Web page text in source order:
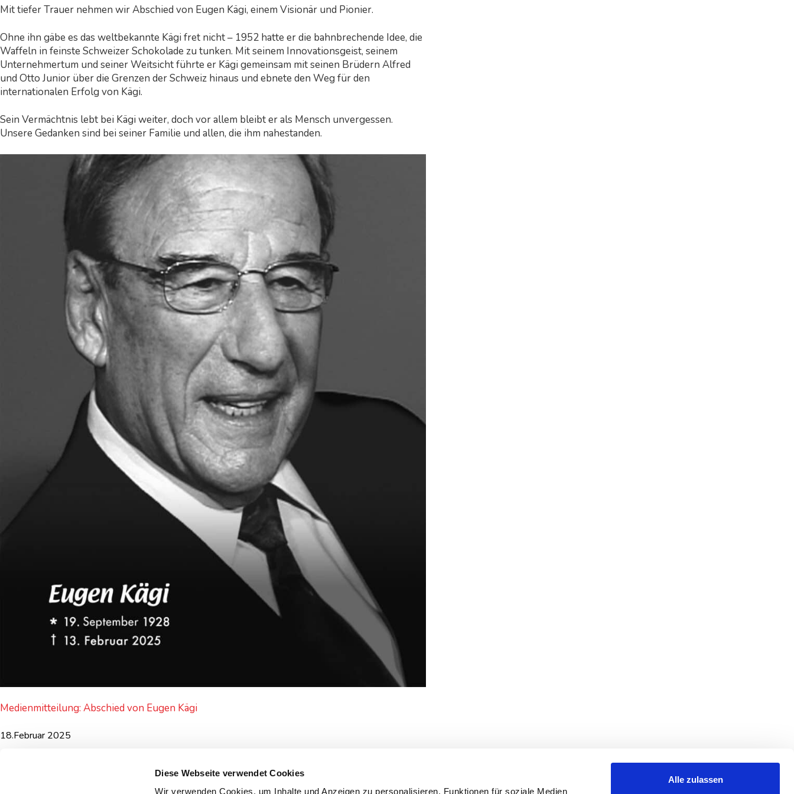
Diese Webseite verwendet Cookies
Wir verwenden Cookies, um Inhalte und Anzeigen zu personalisieren, Funktionen für soziale Medien
Alle zulassen
Mit tiefer Trauer nehmen wir Abschied von Eugen Kägi, einem Visionär und Pionier.
Ohne ihn gäbe es das weltbekannte Kägi fret nicht – 1952 hatte er die bahnbrechende Idee, die
Waffeln in feinste Schweizer Schokolade zu tunken. Mit seinem Innovationsgeist, seinem
Unternehmertum und seiner Weitsicht führte er Kägi gemeinsam mit seinen Brüdern Alfred
und Otto Junior über die Grenzen der Schweiz hinaus und ebnete den Weg für den
internationalen Erfolg von Kägi.
Sein Vermächtnis lebt bei Kägi weiter, doch vor allem bleibt er als Mensch unvergessen.
Unsere Gedanken sind bei seiner Familie und allen, die ihm nahestanden.
Medienmitteilung: Abschied von Eugen Kägi
18.Februar 2025